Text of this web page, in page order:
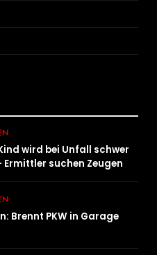
wird bei Unfall schwer
Ermittler suchen Zeugen
Brennt PKW in Garage